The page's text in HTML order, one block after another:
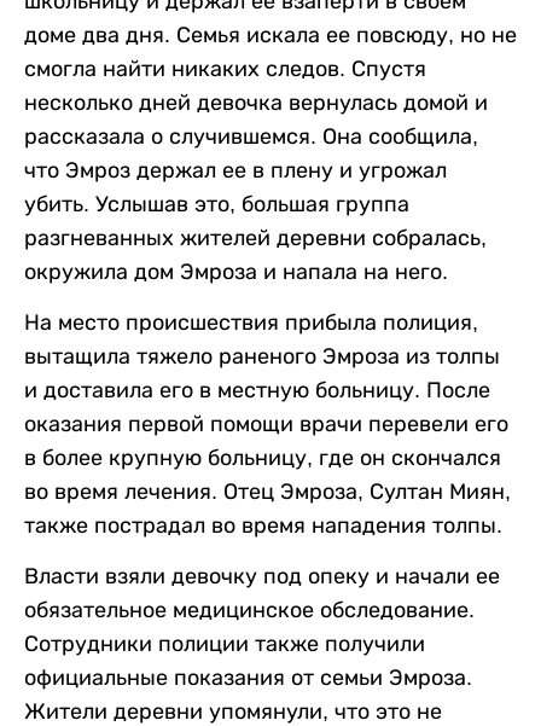
доме два дня. Семья искала ее повсюду, но не
смогла найти никаких следов. Спустя
несколько дней девочка вернулась домой и
рассказала о случившемся. Она сообщила,
что Эмроз держал ее в плену и угрожал
убить. Услышав это, большая группа
разгневанных жителей деревни собралась,
окружила дом Эмроза и напала на него.
На место происшествия прибыла полиция,
вытащила тяжело раненого Эмроза из толпы
и доставила его в местную больницу. После
оказания первой помощи врачи перевели его
в более крупную больницу, где он скончался
во время лечения. Отец Эмроза, Султан Миян,
также пострадал во время нападения толпы.
Власти взяли девочку под опеку и начали ее
обязательное медицинское обследование.
Сотрудники полиции также получили
официальные показания от семьи Эмроза.
Жители деревни упомянули, что это не